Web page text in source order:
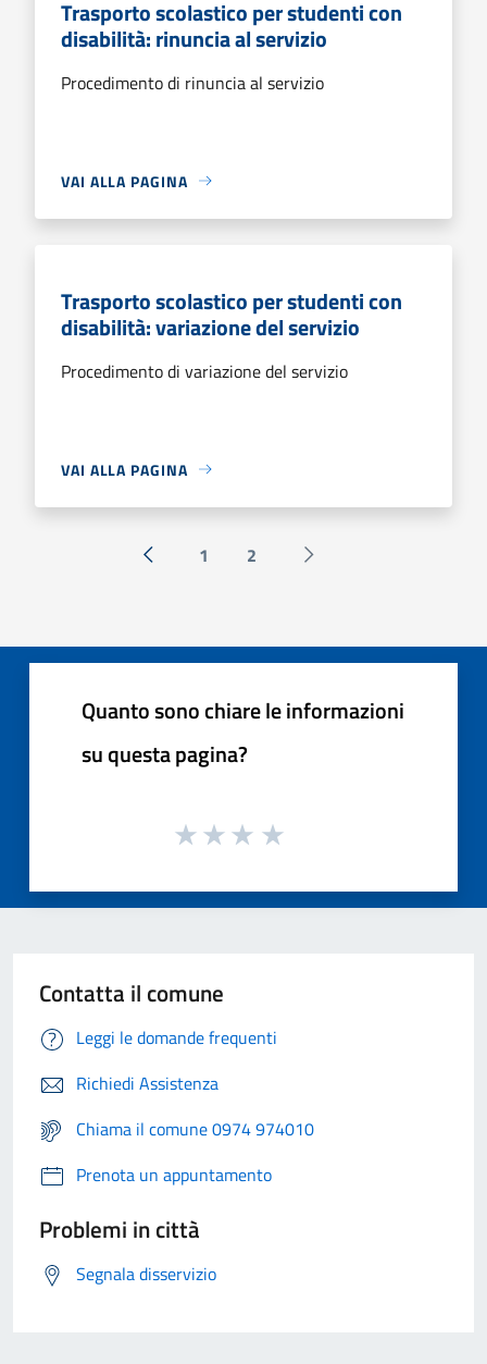
Trasporto scolastico per studenti con
disabilità: rinuncia al servizio
Procedimento di rinuncia al servizio
VAI ALLA PAGINA
Trasporto scolastico per studenti con
disabilità: variazione del servizio
Procedimento di variazione del servizio
VAI ALLA PAGINA
« Precedente
1 2 Successiva »
Quanto sono chiare le informazioni
su questa pagina?
Contatta il comune
Leggi le domande frequenti
Richiedi Assistenza
Chiama il comune 0974 974010
Prenota un appuntamento
Problemi in città
Segnala disservizio